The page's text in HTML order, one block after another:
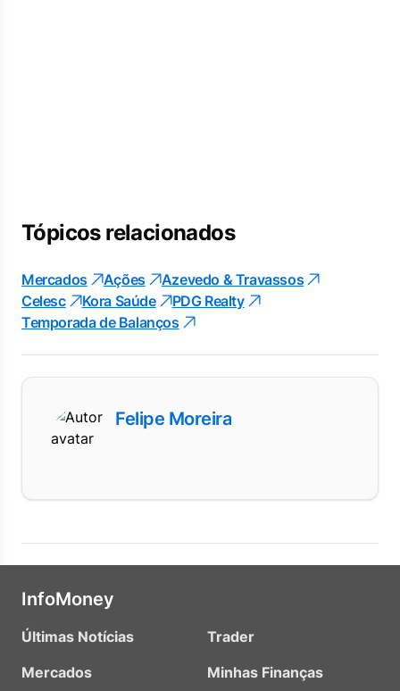
Tópicos relacionados
Mercados Ações
Azevedo & Travassos
Celesc
Kora Saúde
PDG Realty
Temporada de Balanços
Felipe Moreira
InfoMoney
Últimas Notícias
Mercados
Trader
Minhas Finanças